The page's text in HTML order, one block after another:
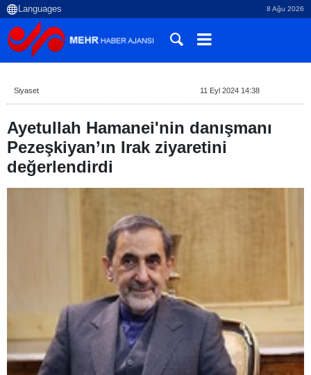
8 Ağu 2026
Siyaset 11 Eyl 2024 14:38
Ayetullah Hamanei'nin danışmanı
Pezeşkiyan’ın Irak ziyaretini
değerlendirdi